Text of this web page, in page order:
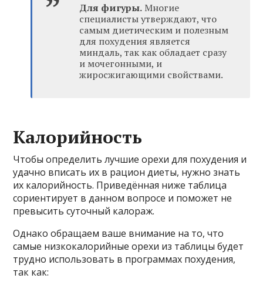
Для фигуры. Многие
специалисты утверждают, что
самым диетическим и полезным
для похудения является
миндаль, так как обладает сразу
и мочегонными, и
жиросжигающими свойствами.
Калорийность
Чтобы определить лучшие орехи для похудения и
удачно вписать их в рацион диеты, нужно знать
их калорийность. Приведённая ниже таблица
сориентирует в данном вопросе и поможет не
превысить суточный калораж.
Однако обращаем ваше внимание на то, что
самые низкокалорийные орехи из таблицы будет
трудно использовать в программах похудения,
так как: